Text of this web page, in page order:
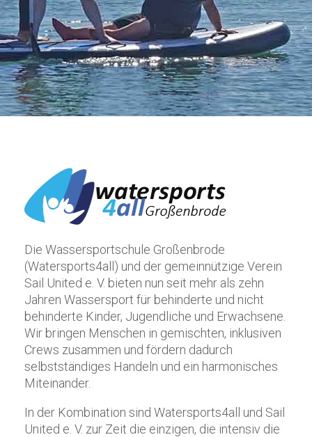
Die Wassersportschule Großenbrode
(Watersports4all) und der gemeinnützige Verein
Sail United e. V. bieten nun seit mehr als zehn
Jahren Wassersport für behinderte und nicht
behinderte Kinder, Jugendliche und Erwachsene.
Wir bringen Menschen in gemischten, inklusiven
Crews zusammen und fördern dadurch
selbstständiges Handeln und ein harmonisches
Miteinander.
In der Kombination sind Watersports4all und Sail
United e. V. zur Zeit die einzigen, die intensiv die